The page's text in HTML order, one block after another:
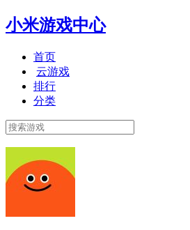
小米游戏中心
首页
云游戏
排行
分类